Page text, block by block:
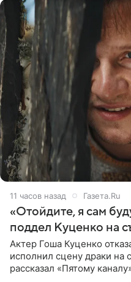
11 часов назад Газета.Ru
«Отойдите, я сам
поддел Куценко на
Актер Гоша Куценко
исполнил сцену драки
рассказал «Пятому